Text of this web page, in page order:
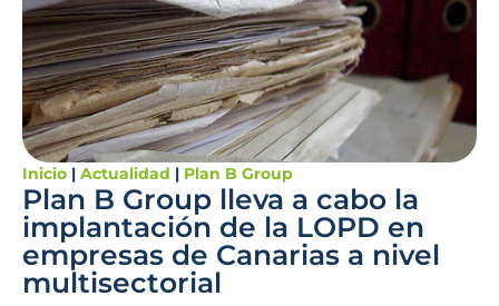
Inicio | Actualidad | Plan B Group
Plan B Group lleva a cabo la
implantación de la LOPD en
empresas de Canarias a nivel
multisectorial